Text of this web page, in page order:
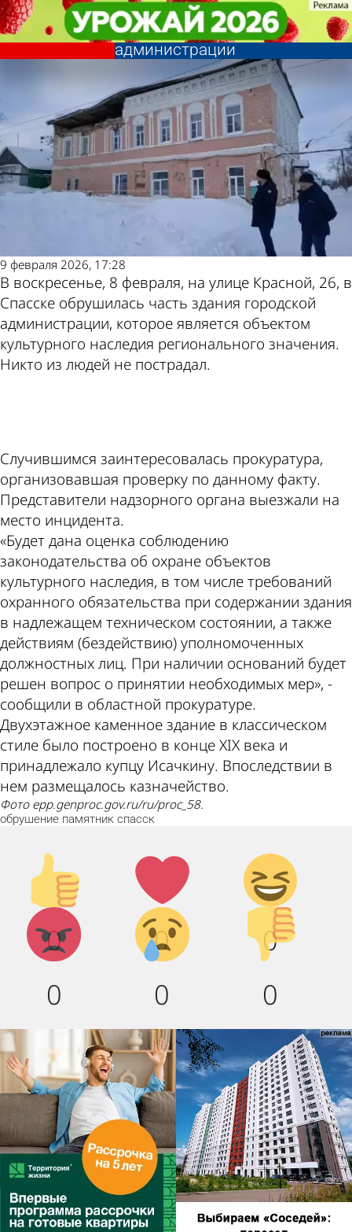
В Спасске обрушилась часть
здания городской
администрации
Происшествия
9 февраля 2026, 17:28
В воскресенье, 8 февраля, на улице Красной, 26, в
Спасске обрушилась часть здания городской
администрации, которое является объектом
культурного наследия регионального значения.
Никто из людей не пострадал.
Случившимся заинтересовалась прокуратура,
организовавшая проверку по данному факту.
Представители надзорного органа выезжали на
место инцидента.
«Будет дана оценка соблюдению
законодательства об охране объектов
культурного наследия, в том числе требований
охранного обязательства при содержании здания
в надлежащем техническом состоянии, а также
действиям (бездействию) уполномоченных
должностных лиц. При наличии оснований будет
решен вопрос о принятии необходимых мер», -
сообщили в областной прокуратуре.
Двухэтажное каменное здание в классическом
стиле было построено в конце ХIХ века и
принадлежало купцу Исачкину. Впоследствии в
нем размещалось казначейство.
Фото epp.genproc.gov.ru/ru/proc_58.
обрушение памятник спасск
Палец
вверх!
0
Лайк!
0
Дикий
смех!
0
Агрессия!
0
Грусть :
(
0
Палец
вниз!
0
В Спасске обрушилась часть
здания городской
администрации
Происшествия
Другие новости по
теме
Погода и курсы
валют в Пензе